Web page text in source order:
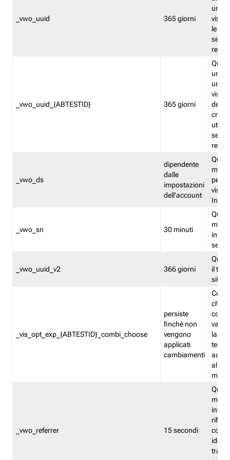
_vwo_uuid 365 giorni
le
_vwo_uuid_{ABTESTID} 365 giorni
un
del
_vwo_ds
dipendente
dalle
impostazioni
dell'account
_vwo_sn 30 minuti
_vwo_uuid_v2 366 giorni
il
sito
_vis_opt_exp_{ABTESTID}_combi_choose
persiste
finchè non
vengono
applicati
cambiamenti
che
la
test.
_vwo_referrer 15 secondi